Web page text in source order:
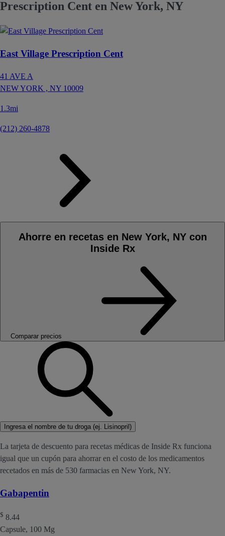
Prescription Cent en New York, NY
East Village Prescription Cent
41 AVE A
NEW YORK , NY 10009
1.3mi
(212) 260-4878
Ahorre en recetas en New York, NY con
Inside Rx
Comparar precios
Ingresa el nombre de tu droga (ej. Lisinopril)
La tarjeta de descuento para recetas médicas de Inside Rx funciona
igual que un cupón para ahorrar en el costo de los medicamentos
recetados en más de 530 farmacias en New York, NY.
Gabapentin
$ 8.44
Capsule, 100 Mg